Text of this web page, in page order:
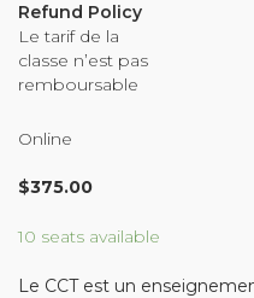
Refund Policy
Le tarif de la
classe n’est pas
remboursable
Online
$375.00
10 seats available
Le CCT est un